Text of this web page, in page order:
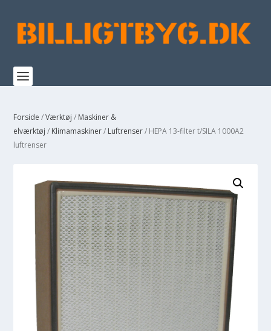
Forside /Værktøj / Maskiner &
elværktøj / Klimamaskiner/ Luftrenser/ HEPA 13-filter t/SILA 1000A2
luftrenser